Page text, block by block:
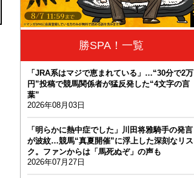
勝SPA！一覧
「JRA系はマジで恵まれている」…“30分で2万
円”投稿で競馬関係者が猛反発した“4文字の言
葉”
2026年08月03日
「明らかに熱中症でした」川田将雅騎手の発言
が波紋…競馬“真夏開催”に浮上した深刻なリス
ク。ファンからは「馬死ぬぞ」の声も
2026年07月27日